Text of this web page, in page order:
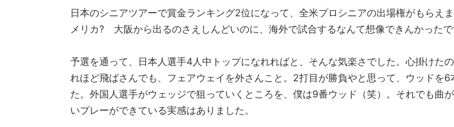
日本のシニアツアーで賞金ランキング2位になって、全米プロシニアの出場権がもらえ
メリカ? 大阪から出るのさえしんどいのに、海外で試合するなんて想像できんかったで
予選を通って、日本人選手4人中トップになれればと、そんな気楽さでした。心掛けた
れほど飛ばさんでも、フェアウェイを外さんこと。2打目が勝負やと思って、ウッドを6
た。外国人選手がウェッジで狙っていくところを、僕は9番ウッド（笑）。それでも曲
いプレーができている実感はありました。